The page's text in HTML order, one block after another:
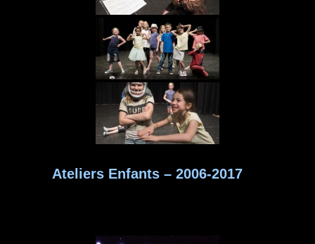
Ateliers Enfants – 2006-2017